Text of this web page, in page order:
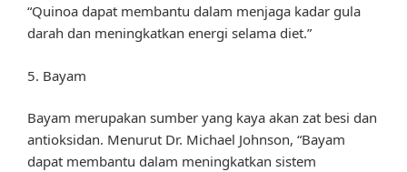
“Quinoa dapat membantu dalam menjaga kadar gula
darah dan meningkatkan energi selama diet.”
5. Bayam
Bayam merupakan sumber yang kaya akan zat besi dan
antioksidan. Menurut Dr. Michael Johnson, “Bayam
dapat membantu dalam meningkatkan sistem